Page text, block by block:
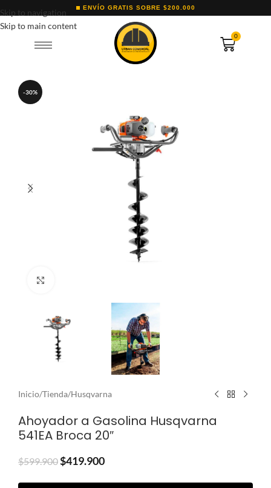
Skip to navigation
Skip to main content
ENVÍO GRATIS SOBRE $200.000
0
-30%
Inicio/Tienda/Husqvarna
Ahoyador a Gasolina Husqvarna
541EA Broca 20″
$599.900$419.900